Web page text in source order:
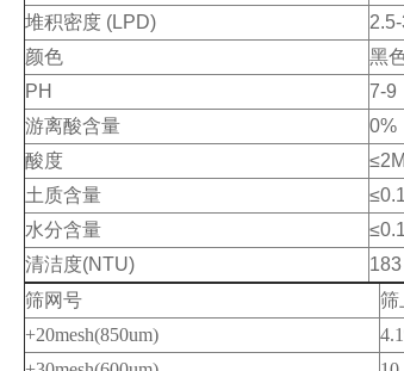
堆积密度 (LPD)
颜色
黑
PH
7-9
游离酸含量
0%
酸度
土质含量
≤0.1
水分含量
≤0.1
清洁度(NTU)
183
筛网号
筛
+20mesh(850um)